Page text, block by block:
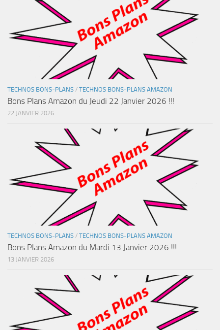
TECHNOS BONS-PLANS / TECHNOS BONS-PLANS AMAZON
Bons Plans Amazon du Jeudi 22 Janvier 2026 !!!
22 JANVIER 2026
TECHNOS BONS-PLANS / TECHNOS BONS-PLANS AMAZON
Bons Plans Amazon du Mardi 13 Janvier 2026 !!!
13 JANVIER 2026